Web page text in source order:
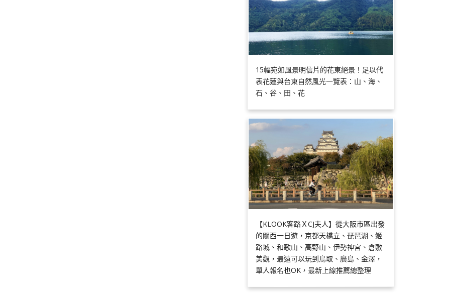
15幅宛如風景明信片的花東絕景！足以代
表花蓮與台東自然風光一覽表：山、海、
石、谷、田、花
【KLOOK客路ＸCJ夫人】從大阪市區出發
的關西一日遊，京都天橋立、琵琶湖、姬
路城、和歌山、高野山、伊勢神宮、倉敷
美觀，最遠可以玩到鳥取、廣島、金澤，
單人報名也OK，最新上線推薦總整理